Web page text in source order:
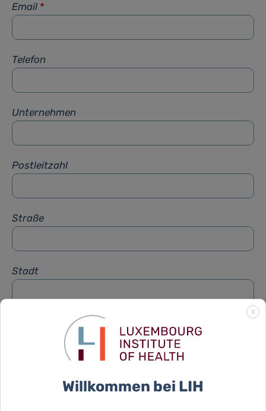
Email *
Telefon
Unternehmen
Postleitzahl
Straße
Stadt
X
Willkommen bei LIH